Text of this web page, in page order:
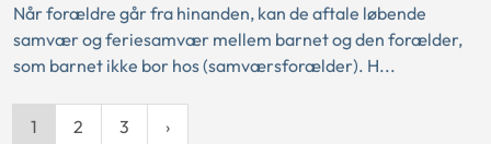
Når forældre går fra hinanden, kan de aftale løbende
samvær og feriesamvær mellem barnet og den forælder,
som barnet ikke bor hos (samværsforælder). H...
1 2 3